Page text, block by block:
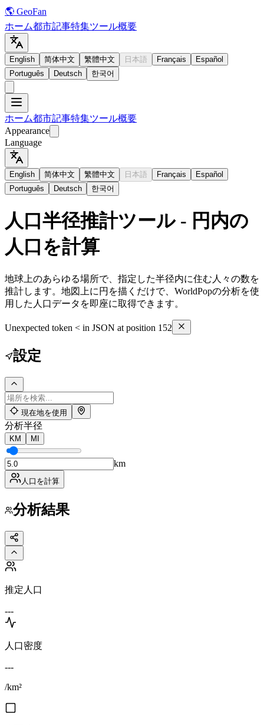
🌎 GeoFan
ホーム都市記事特集ツール概要
English 简体中文 繁體中文 日本語 Français
Español
Português
Deutsch 한국어
ホーム都市記事特集ツール概要
Appearance
Language
English 简体中文 繁體中文 日本語 Français
Español
Português
Deutsch 한국어
人口半径推計ツール - 円内の
人口を計算
地球上のあらゆる場所で、指定した半径内に住む人々の数を
推計します。地図上に円を描くだけで、WorldPopの分析を使
用した人口データを即座に取得できます。
Unexpected token < in JSON at position 152
設定
現在地を使用
分析半径
KM MI
km
人口を計算
分析結果
推定人口
---
人口密度
---
/km²